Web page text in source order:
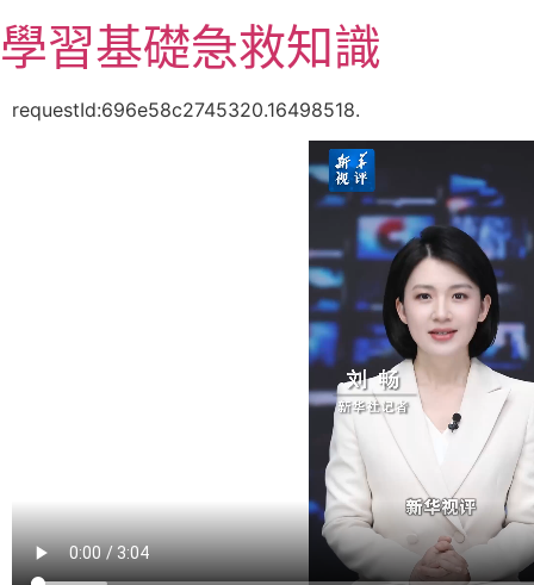
至
主
學習基礎急救知識
requestId:696e58c2745320.16498518.